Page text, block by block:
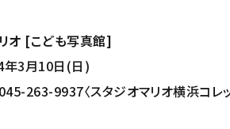
オ [こども写真館]
年3月10日(日)
263-9937〈スタジオマリオ横浜コレ